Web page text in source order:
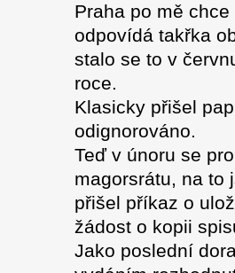
Praha po mě
odpovídá takřka
stalo se to v
roce.
Klasicky přišel
odignorováno.
Teď v únoru se
magorsrátu, na to
přišel příkaz o
žádost o kopii
Jako poslední